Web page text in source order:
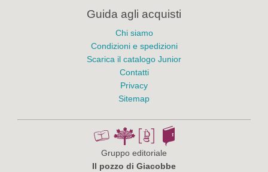
Guida agli acquisti
Chi siamo
Condizioni e spedizioni
Scarica il catalogo Junior
Contatti
Privacy
Sitemap
Gruppo editoriale
Il pozzo di Giacobbe